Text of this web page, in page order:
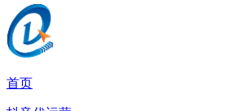
首页